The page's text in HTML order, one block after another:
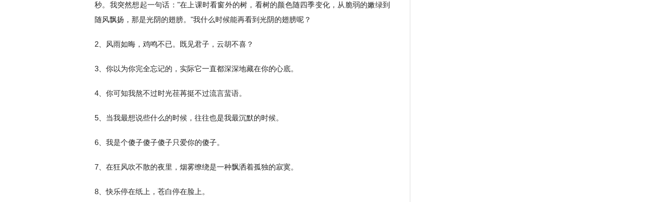
秒。我突然想起一句话："在上课时看窗外的树，看树的颜色随四季变化，从脆弱的嫩绿到
随风飘扬，那是光阴的翅膀。"我什么时候能再看到光阴的翅膀呢？
2、风雨如晦，鸡鸣不已。既见君子，云胡不喜？
3、你以为你完全忘记的，实际它一直都深深地藏在你的心底。
4、你可知我熬不过时光荏苒挺不过流言蜚语。
5、当我最想说些什么的时候，往往也是我最沉默的时候。
6、我是个傻子傻子傻子只爱你的傻子。
7、在狂风吹不散的夜里，烟雾缭绕是一种飘洒着孤独的寂寞。
8、快乐停在纸上，苍白停在脸上。